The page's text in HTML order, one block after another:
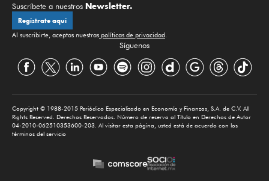
Suscríbete a nuestros Newsletter.
Regístrate aquí
Al suscribirte, aceptas nuestras políticas de privacidad.
Síguenos
Copyright © 1988-2015 Periódico Especializado en Economía y Finanzas, S.A. de C.V. All
Rights Reserved. Derechos Reservados. Número de reserva al Título en Derechos de Autor
04-2010-062510353600-203. Al visitar esta página, usted está de acuerdo con los
términos del servicio